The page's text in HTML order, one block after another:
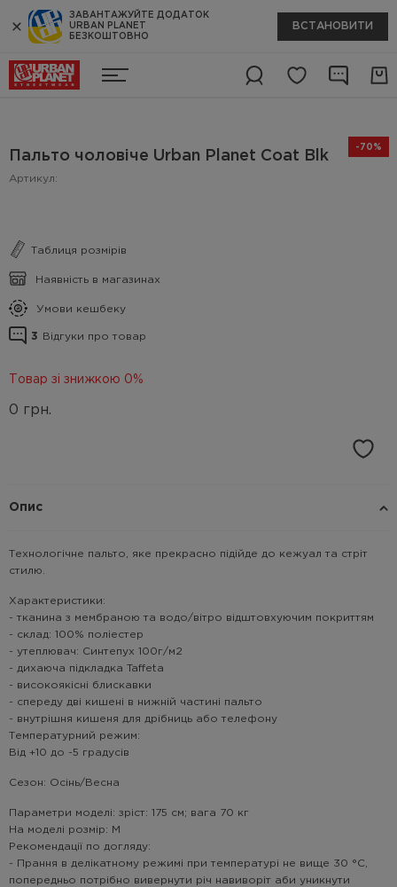
ЗАВАНТАЖУЙТЕ ДОДАТОК
URBAN PLANET
БЕЗКОШТОВНО
ВСТАНОВИТИ
-70%
Пальто чоловіче Urban Planet Coat Blk
Артикул:
Таблиця розмірів
Наявність в магазинах
Умови кешбеку
3 Відгуки про товар
Товар зі знижкою 0%
0 грн.
Опис
Технологічне пальто, яке прекрасно підійде до кежуал та стріт
стилю.
Характеристики:
- тканина з мембраною та водо/вітро відштовхуючим покриттям
- склад: 100% поліестер
- утеплювач: Синтепух 100г/м2
- дихаюча підкладка Taffeta
- високоякісні блискавки
- спереду дві кишені в нижній частині пальто
- внутрішня кишеня для дрібниць або телефону
Температурний режим:
Від +10 до -5 градусів
Сезон: Осінь/Весна
Параметри моделі: зріст: 175 см; вага 70 кг
На моделі розмір: М
Рекомендації по догляду:
- Прання в делікатному режимі при температурі не вище 30 °C,
попередньо потрібно вивернути річ навиворіт аби уникнути